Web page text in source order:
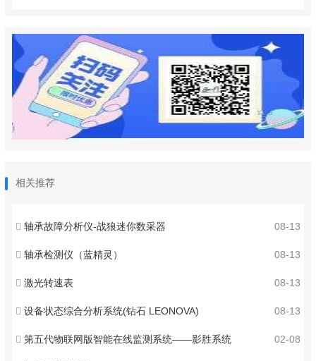
相关推荐
08-13
轴承故障分析仪-战狼迷你数采器
08-13
轴承检测仪（蓝精灵）
08-13
激光转速表
08-13
设备状态综合分析系统(钻石 LEONOVA)
02-08
第五代物联网版智能在线监测系统——影胜系统